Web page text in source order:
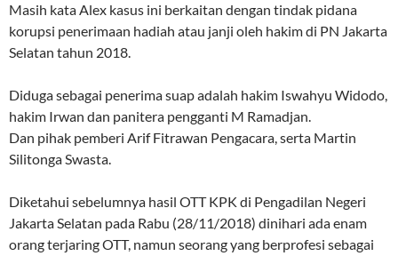
Masih kata Alex kasus ini berkaitan dengan tindak pidana
korupsi penerimaan hadiah atau janji oleh hakim di PN Jakarta
Selatan tahun 2018.
Diduga sebagai penerima suap adalah hakim Iswahyu Widodo,
hakim Irwan dan panitera pengganti M Ramadjan.
Dan pihak pemberi Arif Fitrawan Pengacara, serta Martin
Silitonga Swasta.
Diketahui sebelumnya hasil OTT KPK di Pengadilan Negeri
Jakarta Selatan pada Rabu (28/11/2018) dinihari ada enam
orang terjaring OTT, namun seorang yang berprofesi sebagai